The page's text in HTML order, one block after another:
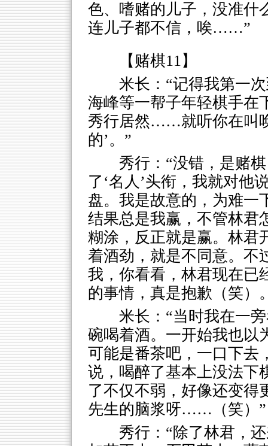
色、嗜赌的儿子，没准
连儿子都不信，唉……”
【赌棋11】
米长：“记得我第一
海峰等一帮子年轻棋手在
秀行居然……就听你在叫
的’。”
秀行：“没错，是赌
了‘名人’头衔，我就对他
盘。我是故意的，为难一
结果总是我赢，不管林君
糊涂，反正就是赢。林君
着酒劲，就是不同意。不
我，你看看，林君现在已
的事情，真是抱歉（笑）
米长：“当时我在一
碗喝着酒。一开始我也以
可能是番茶吧，一口下去
说，喝醉了基本上没法下
了不仅不弱，好像还变得
先生的脑浆呀……（笑）”
秀行：“除了林君，